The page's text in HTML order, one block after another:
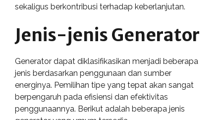
sekaligus berkontribusi terhadap keberlanjutan.
Jenis-jenis Generator
Generator dapat diklasifikasikan menjadi beberapa
jenis berdasarkan penggunaan dan sumber
energinya. Pemilihan tipe yang tepat akan sangat
berpengaruh pada efisiensi dan efektivitas
penggunaannya. Berikut adalah beberapa jenis